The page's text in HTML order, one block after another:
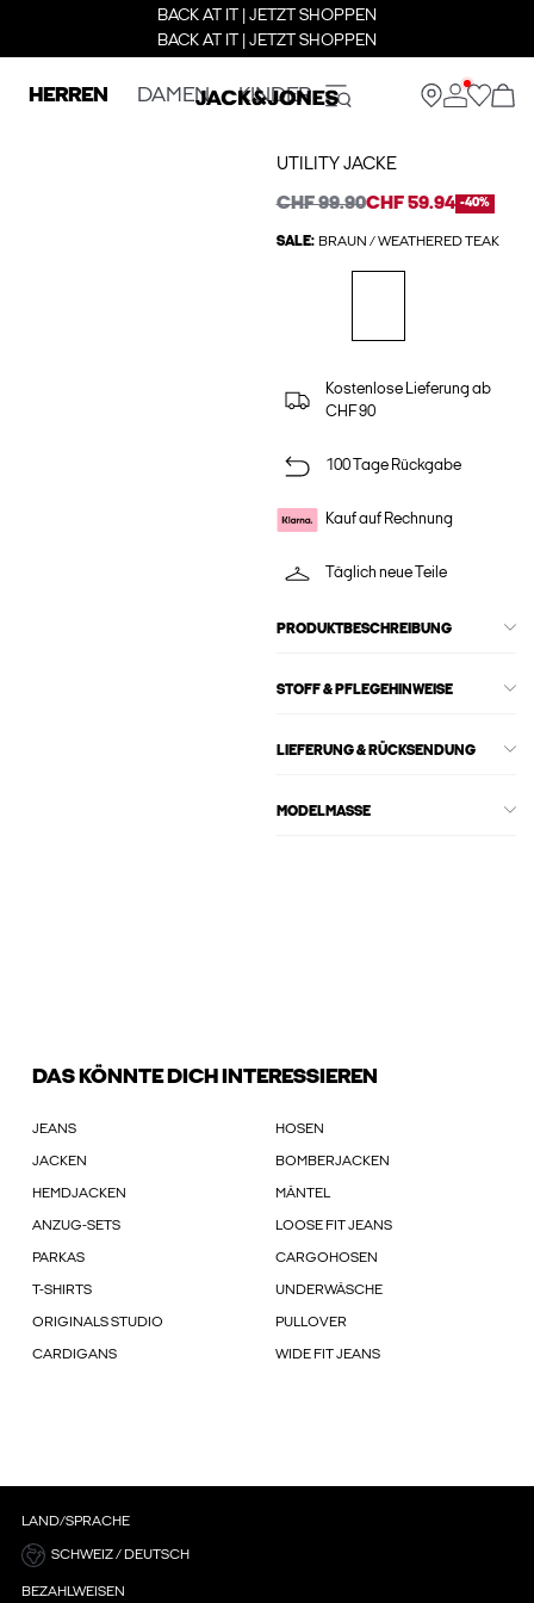
BACK AT IT | JETZT SHOPPEN
BACK AT IT | JETZT SHOPPEN
HERREN DAMEN KINDER
UTILITY JACKE
CHF 99.90CHF 59.94 -40%
SALE: BRAUN / WEATHERED TEAK
Kostenlose Lieferung ab
CHF 90
100 Tage Rückgabe
Kauf auf Rechnung
Täglich neue Teile
PRODUKTBESCHREIBUNG
STOFF & PFLEGEHINWEISE
LIEFERUNG & RÜCKSENDUNG
MODELMASSE
DAS KÖNNTE DICH INTERESSIEREN
JEANS HOSEN
JACKEN BOMBERJACKEN
HEMDJACKEN MÄNTEL
ANZUG-SETS LOOSE FIT JEANS
PARKAS CARGOHOSEN
T-SHIRTS UNDERWÄSCHE
ORIGINALS STUDIO PULLOVER
CARDIGANS WIDE FIT JEANS
LAND/SPRACHE
SCHWEIZ / DEUTSCH
BEZAHLWEISEN